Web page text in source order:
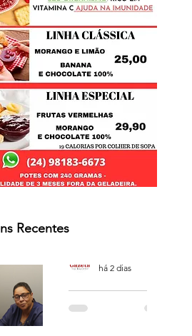
Recentes
PODCAST
'CAFÉ
há 2 dias